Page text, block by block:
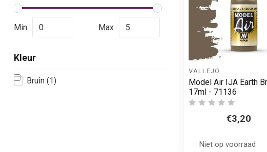
Kleur
Bruin (1)
Min Max
VALLEJO
Model Air IJA Earth
17ml - 71136
€3,20
Niet op voorraad